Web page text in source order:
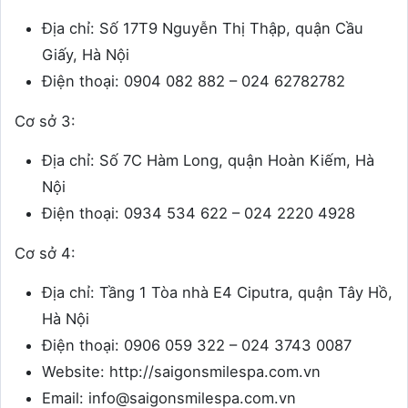
Địa chỉ: Số 17T9 Nguyễn Thị Thập, quận Cầu
Giấy, Hà Nội
Điện thoại: 0904 082 882 – 024 62782782
Cơ sở 3:
Địa chỉ: Số 7C Hàm Long, quận Hoàn Kiếm, Hà
Nội
Điện thoại: 0934 534 622 – 024 2220 4928
Cơ sở 4:
Địa chỉ: Tầng 1 Tòa nhà E4 Ciputra, quận Tây Hồ,
Hà Nội
Điện thoại: 0906 059 322 – 024 3743 0087
Website: http://saigonsmilespa.com.vn
Email: info@saigonsmilespa.com.vn